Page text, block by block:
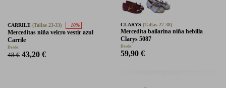
CARRILE (Tallas 23-33) - 10%
Merceditas niña velcro vestir azul
Carrile
Desde:
48 € 43,20 €
CLARYS (Tallas 27-38)
Mercedita bailarina niña hebilla
Clarys 5087
Desde:
59,90 €